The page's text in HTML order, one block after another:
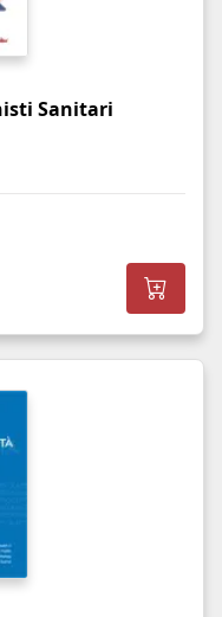
Sanitari